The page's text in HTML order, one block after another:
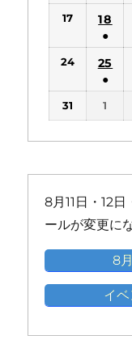
(2
の
イ
ン
ト)
(1
件
の
イ
ベ
ン
ト)
17
18
●
(1
件
イ
ン
24
25
●
ト)
31 1
8月11日・12
ールが変更に
8
イ